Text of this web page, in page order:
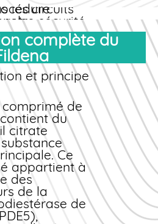
les circuits
sécurité
tout en
l'accès au
Vous évitez
en
les
et
d'une
pratique,
totalement
acheter
en ligneàprix
Nos
restent
pour toute
concernant
ses
et principe
comprimé de
du
citrate
Ce
appartient à
des
de la
de